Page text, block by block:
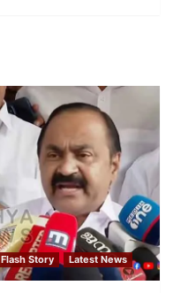
Flash Story Latest News